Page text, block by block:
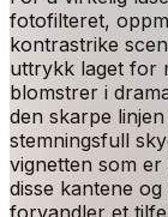
fotofilteret,
kontrastrike
uttrykk laget for
blomstrer i
den skarpe
stemningsfull
vignetten som
disse kantene